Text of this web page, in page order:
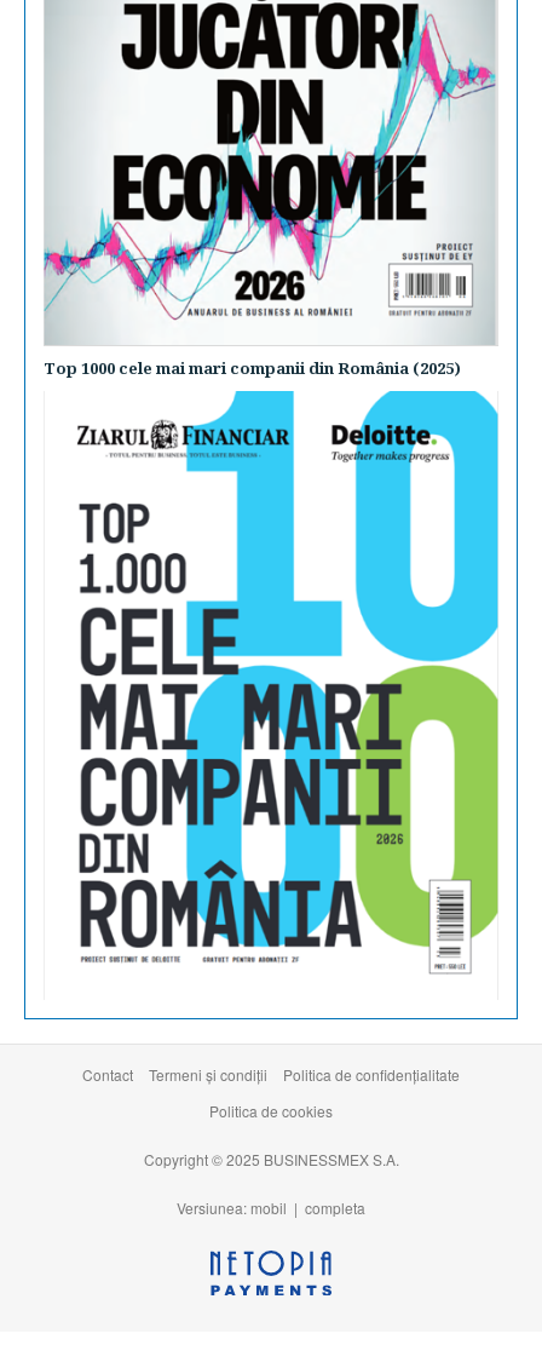
Top 1000 cele mai mari companii din România (2025)
Contact Termeni şi condiţii
Politica de confidențialitate
Politica de cookies
Copyright © 2025 BUSINESSMEX S.A.
Versiunea: mobil | completa